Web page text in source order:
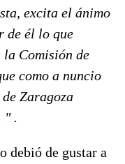
excita el ánimo
de él lo que
Comisión de
como a nuncio
Zaragoza
" .
debió de gustar a